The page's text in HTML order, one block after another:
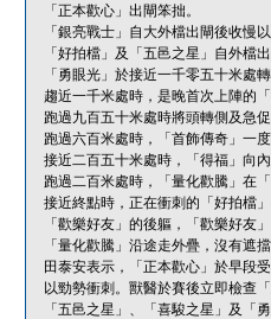
「正本歡心」出閘笨拙。
「銀亮戰士」自大外檔出閘後收慢
「好拍檔」及「五邑之星」自外檔
「勇眼光」於接近一千零五十米處
趨近一千米處時，是晚首次上陣的
跑過九百五十米處時將頭轉側及急
跑過六百米處時，「首飾傳奇」一
接近二百五十米處時，「得福」向
跑過二百米處時，「量化歡騰」在
接近終點時，正在衝刺的「好拍檔
「歡樂好友」的後軀，「歡樂好友
「量化歡騰」沿途走外疊，沒有遮擋
田泰安表示，「正本歡心」於早段
以勁勢衝刺。獸醫於賽後立即檢查
「五邑之星」、「喜駿之星」及「